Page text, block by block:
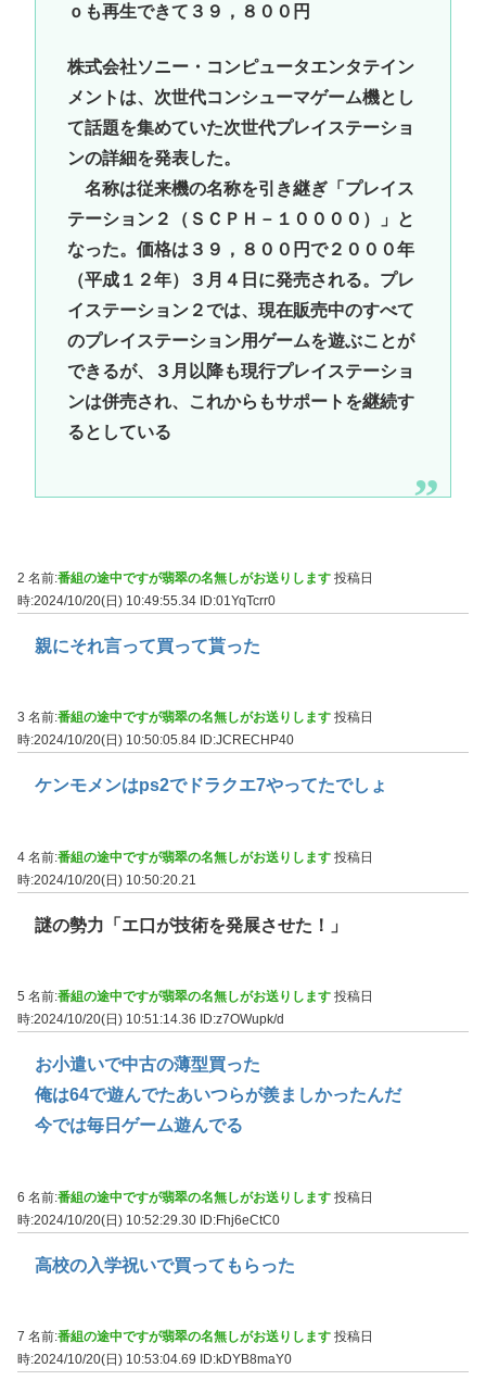
ｏも再生できて３９，８００円
株式会社ソニー・コンピュータエンタテイン
メントは、次世代コンシューマゲーム機とし
て話題を集めていた次世代プレイステーショ
ンの詳細を発表した。
名称は従来機の名称を引き継ぎ「プレイス
テーション２（ＳＣＰＨ－１００００）」と
なった。価格は３９，８００円で２０００年
（平成１２年）３月４日に発売される。プレ
イステーション２では、現在販売中のすべて
のプレイステーション用ゲームを遊ぶことが
できるが、３月以降も現行プレイステーショ
ンは併売され、これからもサポートを継続す
るとしている
2 名前:番組の途中ですが翡翠の名無しがお送りします 投稿日
時:2024/10/20(日) 10:49:55.34 ID:01YqTcrr0
親にそれ言って買って貰った
3 名前:番組の途中ですが翡翠の名無しがお送りします 投稿日
時:2024/10/20(日) 10:50:05.84 ID:JCRECHP40
ケンモメンはps2でドラクエ7やってたでしょ
4 名前:番組の途中ですが翡翠の名無しがお送りします 投稿日
時:2024/10/20(日) 10:50:20.21
謎の勢力「エ口が技術を発展させた！」
5 名前:番組の途中ですが翡翠の名無しがお送りします 投稿日
時:2024/10/20(日) 10:51:14.36
ID:z7OWupk/d
お小遣いで中古の薄型買った
俺は64で遊んでたあいつらが羨ましかったんだ
今では毎日ゲーム遊んでる
6 名前:番組の途中ですが翡翠の名無しがお送りします 投稿日
時:2024/10/20(日) 10:52:29.30 ID:Fhj6eCtC0
高校の入学祝いで買ってもらった
7 名前:番組の途中ですが翡翠の名無しがお送りします 投稿日
時:2024/10/20(日) 10:53:04.69
ID:kDYB8maY0